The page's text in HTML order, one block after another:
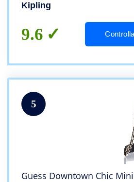
Kipling
9.6
5
Guess Downtown Chic